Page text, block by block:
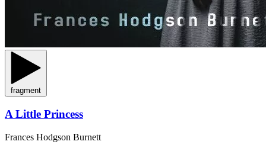
fragment
A Little Princess
Frances Hodgson Burnett